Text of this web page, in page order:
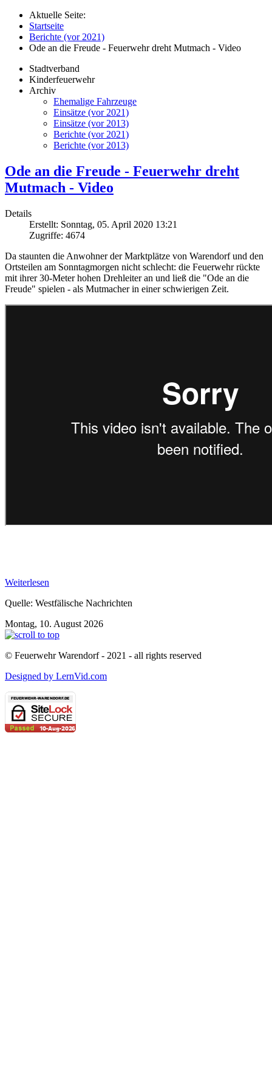
Aktuelle Seite:
Startseite
Berichte (vor 2021)
Ode an die Freude - Feuerwehr dreht Mutmach - Video
Stadtverband
Kinderfeuerwehr
Archiv
Ehemalige Fahrzeuge
Einsätze (vor 2021)
Einsätze (vor 2013)
Berichte (vor 2021)
Berichte (vor 2013)
Ode an die Freude - Feuerwehr dreht
Mutmach - Video
Details
Erstellt: Sonntag, 05. April 2020 13:21
Zugriffe: 4674
Da staunten die Anwohner der Marktplätze von Warendorf und den
Ortsteilen am Sonntagmorgen nicht schlecht: die Feuerwehr rückte
mit ihrer 30-Meter hohen Drehleiter an und ließ die "Ode an die
Freude" spielen - als Mutmacher in einer schwierigen Zeit.
Weiterlesen
Quelle: Westfälische Nachrichten
Montag, 10. August 2026
© Feuerwehr Warendorf - 2021 - all rights reserved
Designed by LernVid.com